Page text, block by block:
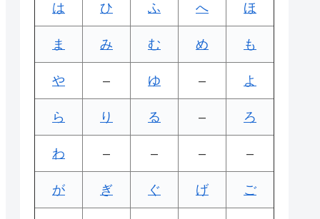
は ひ ふ へ ほ
ま み む め も
や – ゆ – よ
ら り る – ろ
わ – – – –
が ぎ ぐ げ ご